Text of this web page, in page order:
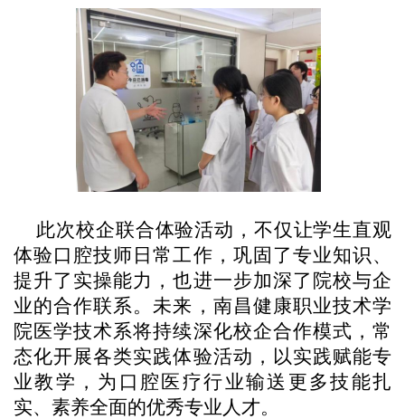
此次校企联合体验活动，不仅让学生直观
体验口腔技师日常工作，巩固了专业知识、
提升了实操能力，也进一步加深了院校与企
业的合作联系。未来，南昌健康职业技术学
院医学技术系将持续深化校企合作模式，常
态化开展各类实践体验活动，以实践赋能专
业教学，为口腔医疗行业输送更多技能扎
实、素养全面的优秀专业人才。